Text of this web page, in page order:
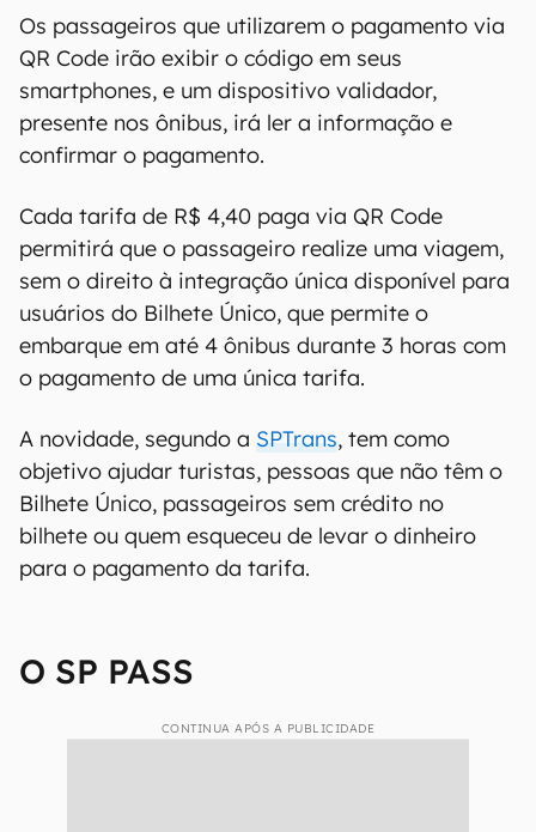
Os passageiros que utilizarem o pagamento via
QR Code irão exibir o código em seus
smartphones, e um dispositivo validador,
presente nos ônibus, irá ler a informação e
confirmar o pagamento.
Cada tarifa de R$ 4,40 paga via QR Code
permitirá que o passageiro realize uma viagem,
sem o direito à integração única disponível para
usuários do Bilhete Único, que permite o
embarque em até 4 ônibus durante 3 horas com
o pagamento de uma única tarifa.
A novidade, segundo a SPTrans, tem como
objetivo ajudar turistas, pessoas que não têm o
Bilhete Único, passageiros sem crédito no
bilhete ou quem esqueceu de levar o dinheiro
para o pagamento da tarifa.
O SP PASS
CONTINUA APÓS A PUBLICIDADE